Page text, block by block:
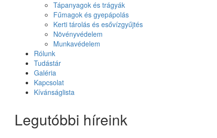
Tápanyagok és trágyák
Fűmagok és gyepápolás
Kerti tárolás és esővízgyűjtés
Növényvédelem
Munkavédelem
Rólunk
Tudástár
Galéria
Kapcsolat
Kívánságlista
Legutóbbi híreink